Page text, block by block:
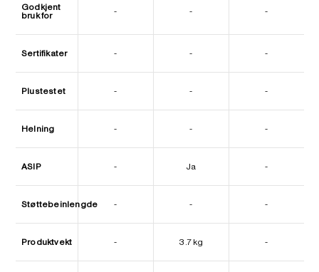
Godkjent
bruk for
- - -
Sertifikater - - -
Plustestet - - -
Helning - - -
ASIP - Ja -
Støttebeinlengde - - -
Produktvekt - 3.7 kg -